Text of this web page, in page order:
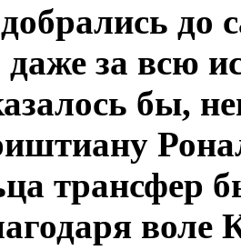
до
даже за всю
бы,
трансфер